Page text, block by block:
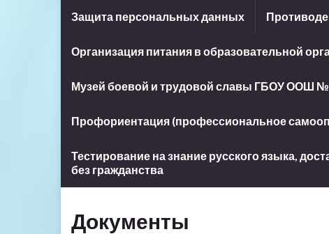
Защита персональных данных
Организация питания в образовательной
Музей боевой и трудовой славы ГБОУ ООШ №
Профориентация (профессиональное
Тестирование на знание русского языка,
без гражданства
Документы